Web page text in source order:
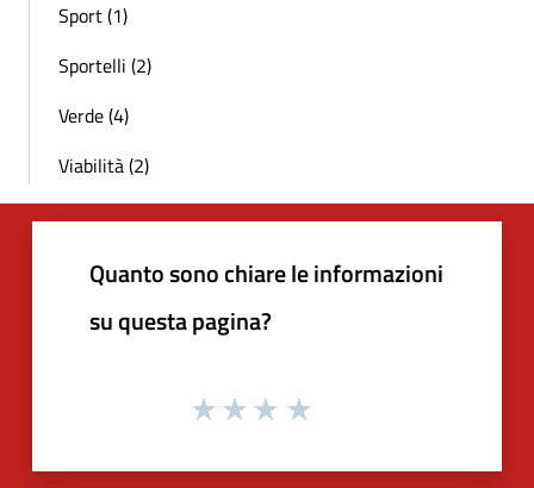
Sport (1)
Sportelli (2)
Verde (4)
Viabilità (2)
Quanto sono chiare le informazioni
su questa pagina?